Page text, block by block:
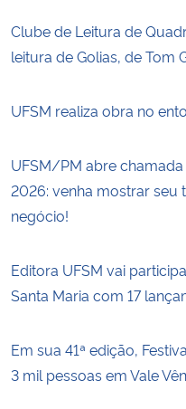
Clube de Leitura de
leitura de Golias, de Tom
UFSM realiza obra no
UFSM/PM abre
2026: venha mostrar seu
negócio!
Editora UFSM vai
Santa Maria com 17
Em sua 41ª edição,
3 mil pessoas em Vale